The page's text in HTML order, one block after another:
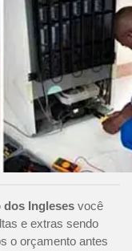
dos Ingleses você
e extras sendo
o orçamento antes